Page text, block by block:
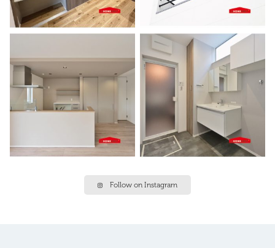
Follow on Instagram